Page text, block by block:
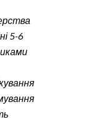
5-6